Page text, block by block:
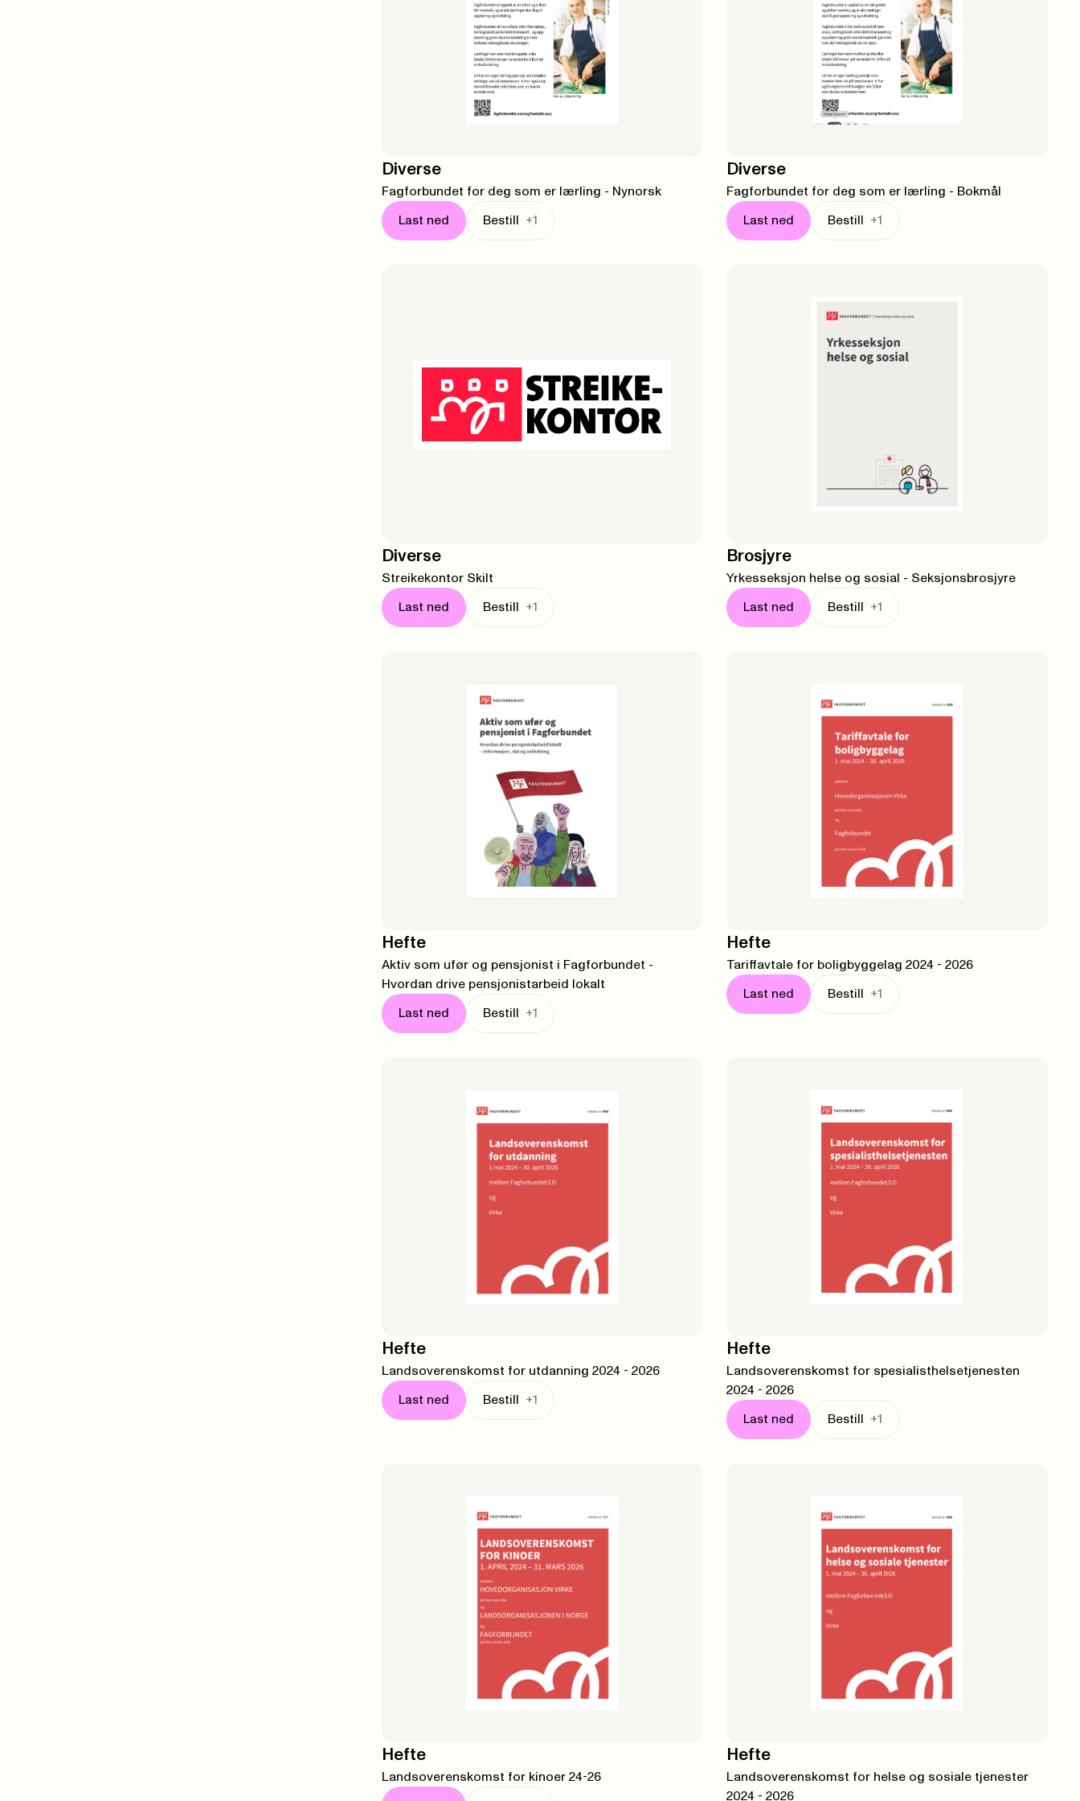
Diverse
Fagforbundet for deg som er lærling - Nynorsk
Last ned Bestill +1
Diverse
Fagforbundet for deg som er lærling - Bokmål
Last ned Bestill +1
Diverse
Streikekontor Skilt
Last ned Bestill +1
Brosjyre
Yrkesseksjon helse og sosial - Seksjonsbrosjyre
Last ned Bestill +1
Hefte
Aktiv som ufør og pensjonist i Fagforbundet -
Hvordan drive pensjonistarbeid lokalt
Last ned Bestill +1
Hefte
Tariffavtale for boligbyggelag 2024 - 2026
Last ned Bestill +1
Hefte
Landsoverenskomst for utdanning 2024 - 2026
Last ned Bestill +1
Hefte
Landsoverenskomst for spesialisthelsetjenesten
2024 - 2026
Last ned Bestill +1
Hefte
Landsoverenskomst for kinoer 24-26
Hefte
Landsoverenskomst for helse og sosiale tjenester
2024 - 2026